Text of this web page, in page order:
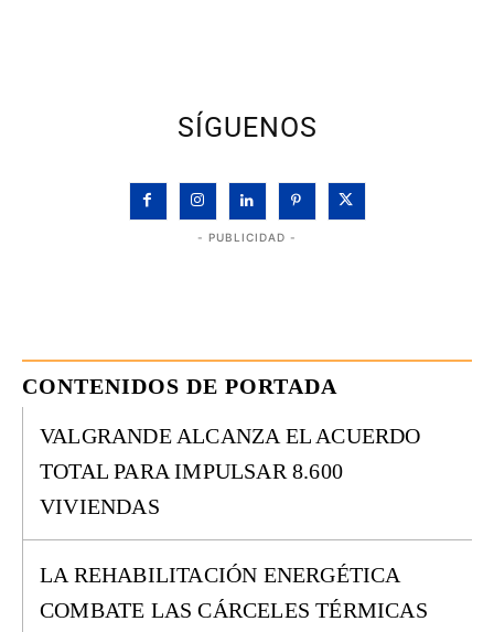
SÍGUENOS
- PUBLICIDAD -
CONTENIDOS DE PORTADA
VALGRANDE ALCANZA EL ACUERDO
TOTAL PARA IMPULSAR 8.600
VIVIENDAS
LA REHABILITACIÓN ENERGÉTICA
COMBATE LAS CÁRCELES TÉRMICAS